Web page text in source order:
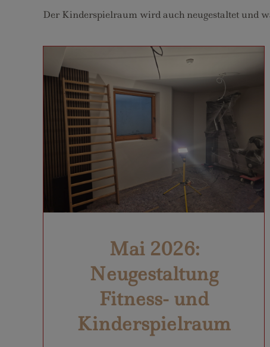
Der Kinderspielraum wird auch neugestaltet und
Mai 2026:
Neugestaltung
Fitness- und
Kinderspielraum